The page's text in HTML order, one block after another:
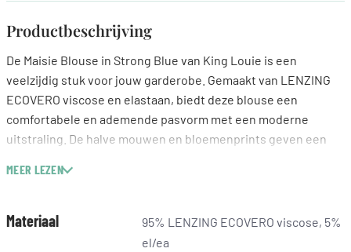
Productbeschrijving
De Maisie Blouse in Strong Blue van King Louie is een
veelzijdig stuk voor jouw garderobe. Gemaakt van LENZING
ECOVERO viscose en elastaan, biedt deze blouse een
comfortabele en ademende pasvorm met een moderne
uitstraling. De halve mouwen en bloemenprints geven een
vrouwelijk accent. Draag deze blouse met een stijlvolle
persoonlijkheid uitstraalt.
MEER LEZEN
Materiaal
95% LENZING ECOVERO viscose, 5%
el/ea